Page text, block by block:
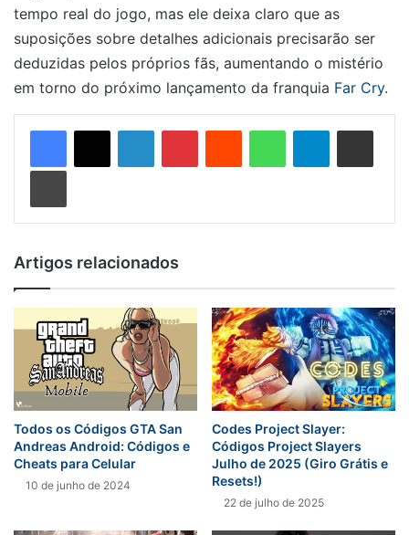
tempo real do jogo, mas ele deixa claro que as
suposições sobre detalhes adicionais precisarão ser
deduzidas pelos próprios fãs, aumentando o mistério
em torno do próximo lançamento da franquia Far Cry.
LinkedinPinterestReddit WhatsAppTelegramCompartilhar via e-mail
Imprimir
Artigos relacionados
Todos os Códigos GTA San
Andreas Android: Códigos e
Cheats para Celular
10 de junho de 2024
Codes Project Slayer:
Códigos Project Slayers
Julho de 2025 (Giro Grátis e
Resets!)
22 de julho de 2025